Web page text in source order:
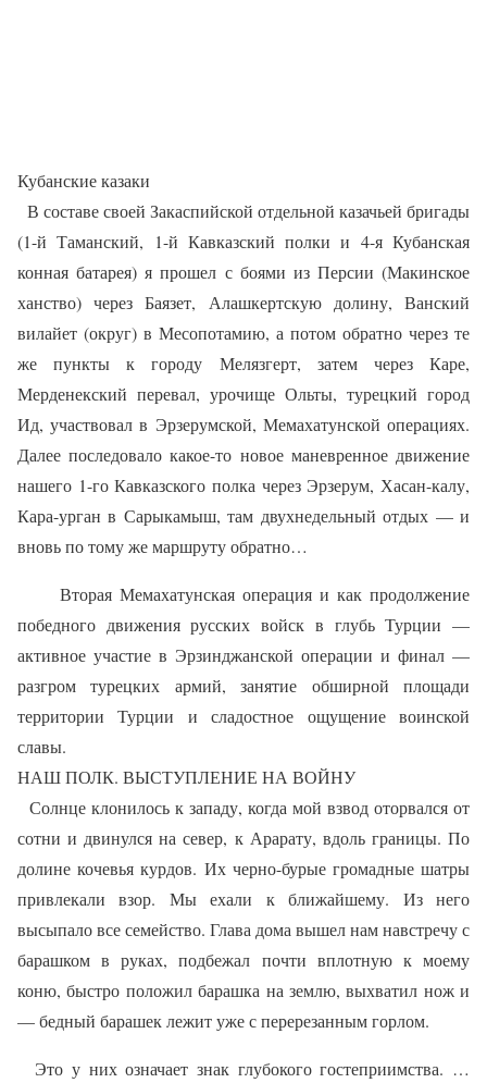
Кубанские казаки
В составе своей Закаспийской отдельной казачьей бригады
(1-й Таманский, 1-й Кавказский полки и 4-я Кубанская
конная батарея) я прошел с боями из Персии (Макинское
ханство) через Баязет, Алашкертскую долину, Ванский
вилайет (округ) в Месопотамию, а потом обратно через те
же пункты к городу Мелязгерт, затем через Каре,
Мерденекский перевал, урочище Ольты, турецкий город
Ид, участвовал в Эрзерумской, Мемахатунской операциях.
Далее последовало какое-то новое маневренное движение
нашего 1-го Кавказского полка через Эрзерум, Хасан-калу,
Кара-урган в Сарыкамыш, там двухнедельный отдых — и
вновь по тому же маршруту обратно…
Вторая Мемахатунская операция и как продолжение
победного движения русских войск в глубь Турции —
активное участие в Эрзинджанской операции и финал —
разгром турецких армий, занятие обширной площади
территории Турции и сладостное ощущение воинской
славы.
НАШ ПОЛК. ВЫСТУПЛЕНИЕ НА ВОЙНУ
Солнце клонилось к западу, когда мой взвод оторвался от
сотни и двинулся на север, к Арарату, вдоль границы. По
долине кочевья курдов. Их черно-бурые громадные шатры
привлекали взор. Мы ехали к ближайшему. Из него
высыпало все семейство. Глава дома вышел нам навстречу с
барашком в руках, подбежал почти вплотную к моему
коню, быстро положил барашка на землю, выхватил нож и
— бедный барашек лежит уже с перерезанным горлом.
Это у них означает знак глубокого гостеприимства. …